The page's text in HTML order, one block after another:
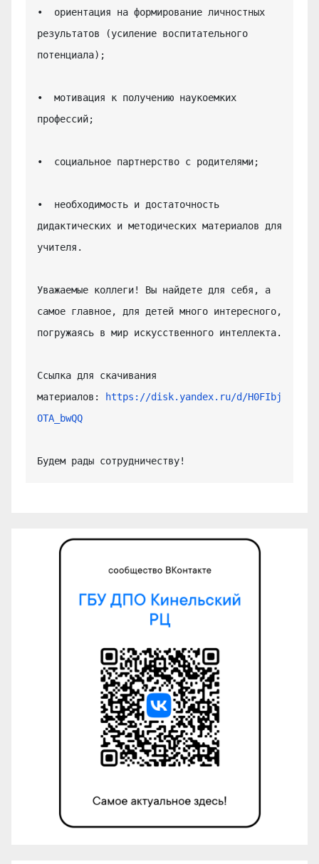
•  ориентация на формирование личностных
результатов (усиление воспитательного
потенциала);
•  мотивация к получению наукоемких
профессий;
•  социальное партнерство с родителями;
•  необходимость и достаточность
дидактических и методических материалов для
учителя.
Уважаемые коллеги! Вы найдете для себя, а
самое главное, для детей много интересного,
погружаясь в мир искусственного интеллекта.
Ссылка для скачивания
материалов:
https://disk.yandex.ru/d/H0FIbj
OTA_bwQQ
Будем рады сотрудничеству!